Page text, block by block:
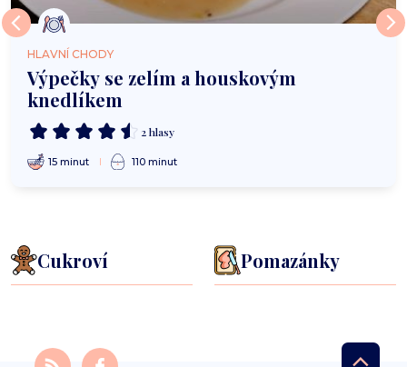
HLAVNÍ CHODY
Výpečky se zelím a houskovým
knedlíkem
2 hlasy
15 minut 110 minut
Cukroví Pomazánky